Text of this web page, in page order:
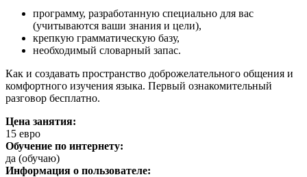
программу, разработанную специально для вас
(учитываются ваши знания и цели),
крепкую грамматическую базу,
необходимый словарный запас.
Как и создавать пространство доброжелательного общения и
комфортного изучения языка. Первый ознакомительный
разговор бесплатно.
Цена занятия:
15 евро
Обучение по интернету:
да (обучаю)
Информация о пользователе: